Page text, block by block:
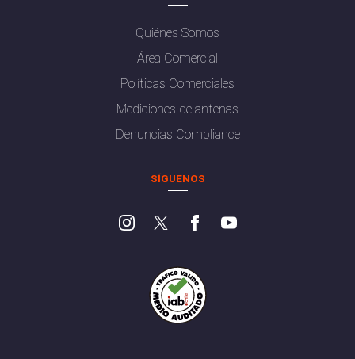
Quiénes Somos
Área Comercial
Políticas Comerciales
Mediciones de antenas
Denuncias Compliance
SÍGUENOS